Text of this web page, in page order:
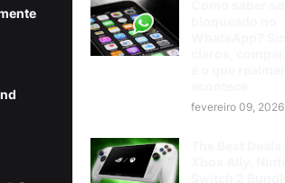
fevereiro 09, 2026